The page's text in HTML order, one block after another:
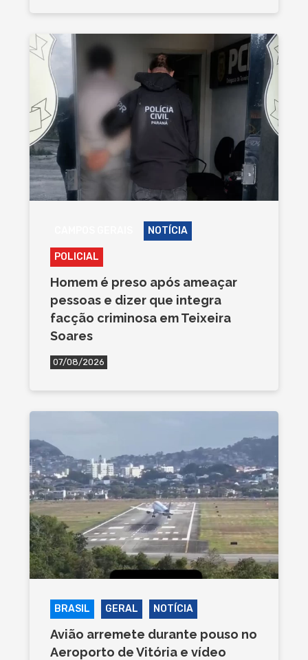
NOTÍCIA
POLICIAL
Homem é preso após ameaçar
pessoas e dizer que integra
facção criminosa em Teixeira
Soares
07/08/2026
BRASIL GERAL NOTÍCIA
Avião arremete durante pouso no
Aeroporto de Vitória e vídeo